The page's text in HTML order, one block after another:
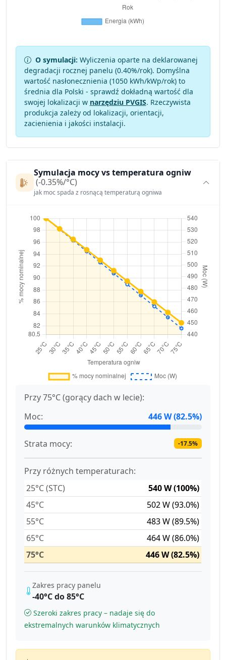
O symulacji: Wyliczenia oparte na deklarowanej
degradacji rocznej panelu (0.40%/rok). Domyślna
wartość nasłonecznienia (1050 kWh/kWp/rok) to
średnia dla Polski - sprawdź dokładną wartość dla
swojej lokalizacji w narzędziu PVGIS. Rzeczywista
produkcja zależy od lokalizacji, orientacji,
zacienienia i jakości instalacji.
Symulacja mocy vs temperatura ogniw
(-0.35%/°C)
jak moc spada z rosnącą temperaturą ogniwa
Przy 75°C (gorący dach w lecie):
Moc:
446 W (82.5%)
Strata mocy: -17.5%
Przy różnych temperaturach:
25°C (STC)
540 W (100%)
45°C
502 W (93.0%)
55°C
483 W (89.5%)
65°C
464 W (86.0%)
75°C
446 W (82.5%)
Zakres pracy panelu
-40°C do 85°C
Szeroki zakres pracy – nadaje się do
ekstremalnych warunków klimatycznych